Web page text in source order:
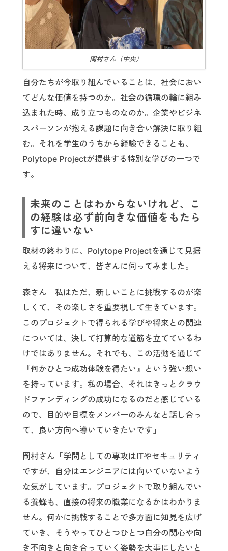
岡村さん（中央）
自分たちが今取り組んでいることは、社会におい
てどんな価値を持つのか。社会の循環の輪に組み
込まれた時、成り立つものなのか。企業やビジネ
スパーソンが抱える課題に向き合い解決に取り組
む。それを学生のうちから経験できることも、
Polytope Projectが提供する特別な学びの一つで
す。
未来のことはわからないけれど、こ
の経験は必ず前向きな価値をもたら
すに違いない
取材の終わりに、Polytope Projectを通じて見据
える将来について、皆さんに伺ってみました。
森さん「私はただ、新しいことに挑戦するのが楽
しくて、その楽しさを重要視して生きています。
このプロジェクトで得られる学びや将来との関連
については、決して打算的な道筋を立てているわ
けではありません。それでも、この活動を通じて
『何かひとつ成功体験を得たい』という強い想い
を持っています。私の場合、それはきっとクラウ
ドファンディングの成功になるのだと感じている
ので、目的や目標をメンバーのみんなと話し合っ
て、良い方向へ導いていきたいです」
岡村さん「学問としての専攻はITやセキュリティ
ですが、自分はエンジニアには向いていないよう
な気がしています。プロジェクトで取り組んでい
る養蜂も、直接の将来の職業になるかはわかりま
せん。何かに挑戦することで多方面に知見を広げ
ていき、そうやってひとつひとつ自分の関心や向
き不向きと向き合っていく姿勢を大事にしたいと